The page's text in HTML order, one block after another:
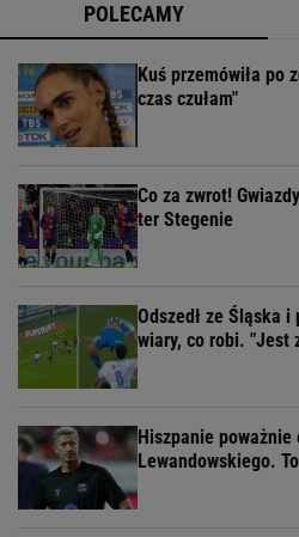
POLECAMY
Kuś przemówiła po
czas czułam"
Co za zwrot!
ter Stegenie
Odszedł ze Śląska
wiary, co robi. "Jest
Hiszpanie poważnie
Lewandowskiego.